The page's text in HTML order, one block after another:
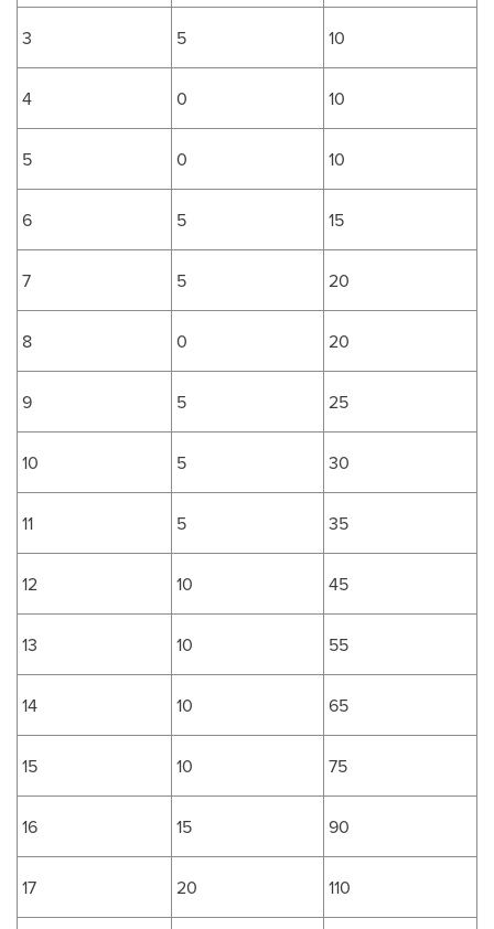
3 5 10
4 0 10
5 0 10
6 5 15
7 5 20
8 0 20
9 5 25
10 5 30
11 5 35
12 10 45
13 10 55
14 10 65
15 10 75
16 15 90
17 20 110